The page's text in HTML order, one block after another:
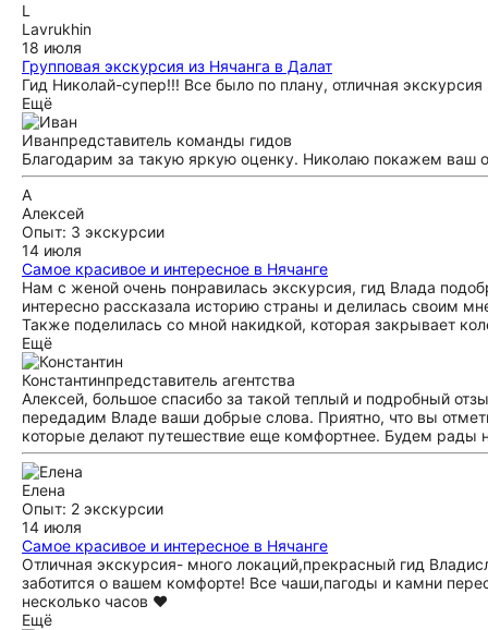
L
Lavrukhin
18 июля
Групповая экскурсия из Нячанга в Далат
Гид Николай-супер!!! Все было по плану, отличная экскурсия
Ещё
Иванпредставитель команды гидов
Благодарим за такую яркую оценку. Николаю покажем ваш
А
Алексей
Опыт: 3 экскурсии
14 июля
Самое красивое и интересное в Нячанге
Нам с женой очень понравилась экскурсия, гид Влада
интересно рассказала историю страны и делилась своим
Также поделилась со мной накидкой, которая закрывает
Ещё
Константинпредставитель агентства
Алексей, большое спасибо за такой теплый и подробный
передадим Владе ваши добрые слова. Приятно, что вы
которые делают путешествие еще комфортнее. Будем рады
Елена
Опыт: 2 экскурсии
14 июля
Самое красивое и интересное в Нячанге
Отличная экскурсия- много локаций,прекрасный гид
заботится о вашем комфорте! Все чаши,пагоды и камни
несколько часов ❤️
Ещё